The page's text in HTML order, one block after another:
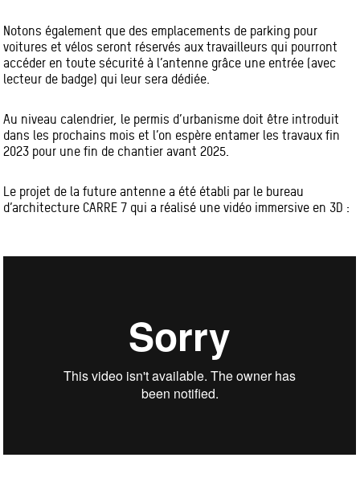
Notons également que des emplacements de parking pour
voitures et vélos seront réservés aux travailleurs qui pourront
accéder en toute sécurité à l’antenne grâce une entrée (avec
lecteur de badge) qui leur sera dédiée.
Au niveau calendrier, le permis d’urbanisme doit être introduit
dans les prochains mois et l’on espère entamer les travaux fin
2023 pour une fin de chantier avant 2025.
Le projet de la future antenne a été établi par le bureau
d’architecture CARRE 7 qui a réalisé une vidéo immersive en 3D :